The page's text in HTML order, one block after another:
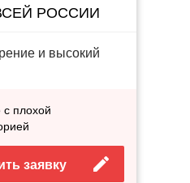
РОССИИ
и высокий
плохой
заявку